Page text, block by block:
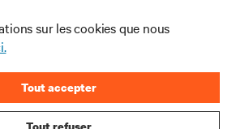
sur les cookies que nous
Tout accepter